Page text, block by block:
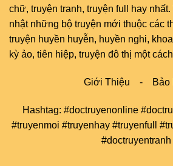
chữ, truyện tranh, truyện full
hay
nhật những bộ truyện mới thuộc các
truyện huyền huyễn, huyền nghi,
kỳ ảo, tiên hiệp, truyện đô thị một
Giới Thiệu - Bảo
Hashtag: #doctruyenonline
#truyenmoi #truyenhay #truyenfull
#doctruyentranh